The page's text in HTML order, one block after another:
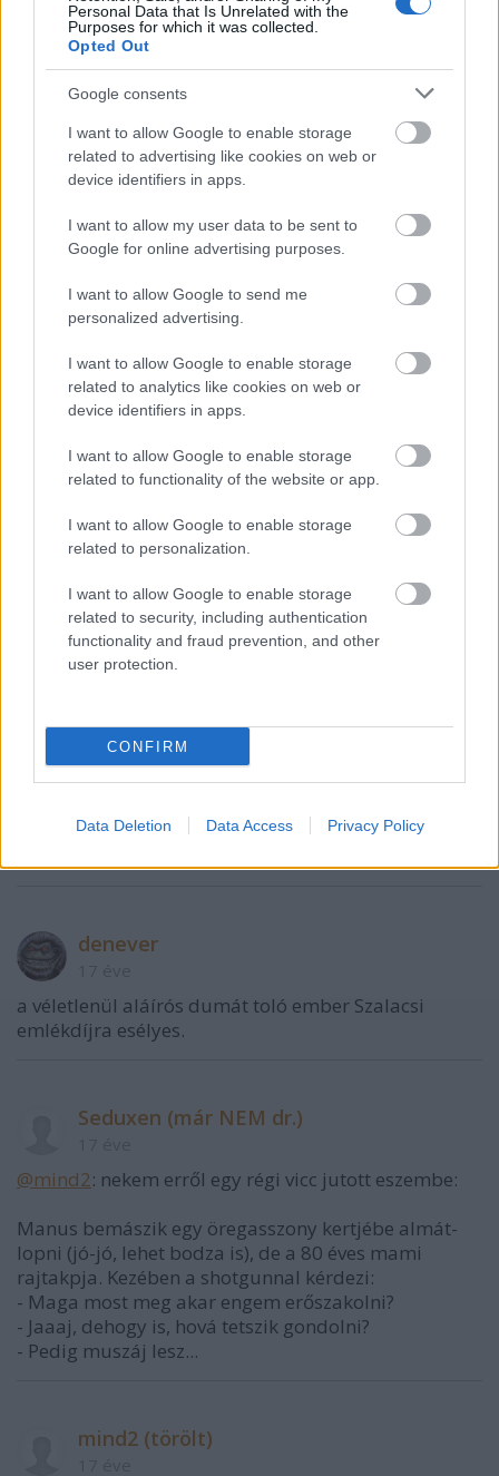
Personal Data that Is Unrelated with the
Purposes for which it was collected.
Opted Out
Google consents
I want to allow Google to enable storage
related to advertising like cookies on web or
device identifiers in apps.
I want to allow my user data to be sent to
Google for online advertising purposes.
I want to allow Google to send me
personalized advertising.
I want to allow Google to enable storage
related to analytics like cookies on web or
device identifiers in apps.
I want to allow Google to enable storage
related to functionality of the website or app.
I want to allow Google to enable storage
related to personalization.
I want to allow Google to enable storage
related to security, including authentication
functionality and fraud prevention, and other
user protection.
CONFIRM
Data Deletion Data Access Privacy Policy
mind2 (törölt)
17 éve
@Seduxen: ez is jó ::)))
De ha hiszek Freud - nak, akkor Gyurinknak az
elfojtott hátulcekcualizálásos félelmei valós
rettegésben mutatkoznak meg, ugyanakkor egyfajta
látens - kívánalmi homoceckuális tudatalattit is
feltételeznek.Magyarán kicsit fél, de annál jobban
izgatja a dolog :::))))
Egyébként meg már kifejtettem : a ferivel és az ilyen
nyugdíjas ( munkásőr özvegyaszony ) rajongás is
egyfajta elfojtott cekcualitásból ered... Mivel az
életük java részét egy elfojtó - tiltó közegben élték le
érzését ,- ezért most 70 éves korukra minden elfojtott
- keserű vágyuk felszínre kerül, és összekapcsolódik
a nekik kezet csókoló, negédes, és hízelgő negyvenes
szocik összes hazugságával.
Dr Lux Elvirát hallották :::))))))))))
z666
17 éve
17 éve
denever
a véletlenül aláírós dumát toló ember Szalacsi
emlékdíjra esélyes.
Seduxen (már NEM dr.)
@mind2: nekem erről egy régi vicc jutott eszembe:
Manus bemászik egy öregasszony kertjébe almát-
lopni (jó-jó, lehet bodza is), de a 80 éves mami
rajtakpja. Kezében a shotgunnal kérdezi:
- Maga most meg akar engem erőszakolni?
- Jaaaj, dehogy is, hová tetszik gondolni?
- Pedig muszáj lesz...
mind2 (törölt)